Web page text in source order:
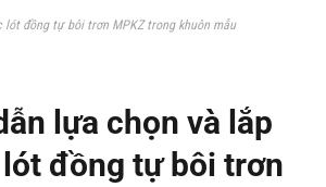
lót đồng tự bôi trơn MPKZ trong khuôn mẫu
lựa chọn và lắp
đồng tự bôi trơn